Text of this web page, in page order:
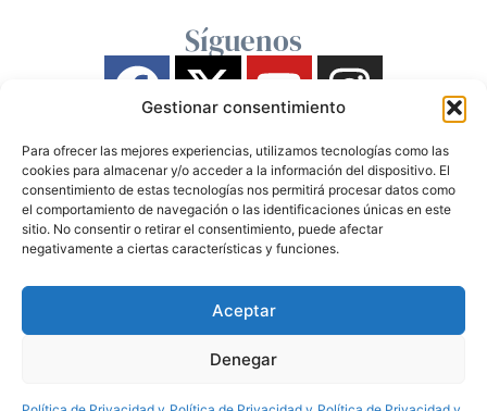
Gestionar consentimiento
Para ofrecer las mejores experiencias, utilizamos tecnologías como las
cookies para almacenar y/o acceder a la información del dispositivo. El
consentimiento de estas tecnologías nos permitirá procesar datos como
el comportamiento de navegación o las identificaciones únicas en este
sitio. No consentir o retirar el consentimiento, puede afectar
negativamente a ciertas características y funciones.
Aceptar
Denegar
Síguenos